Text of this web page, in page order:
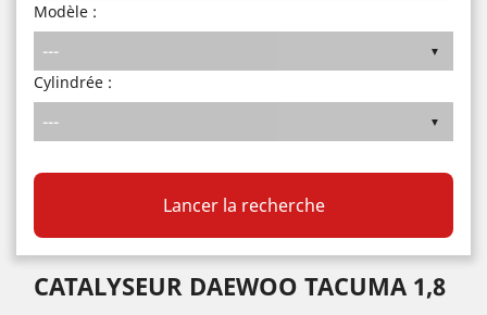
Modèle :
Cylindrée :
Lancer la recherche
CATALYSEUR DAEWOO TACUMA 1,8